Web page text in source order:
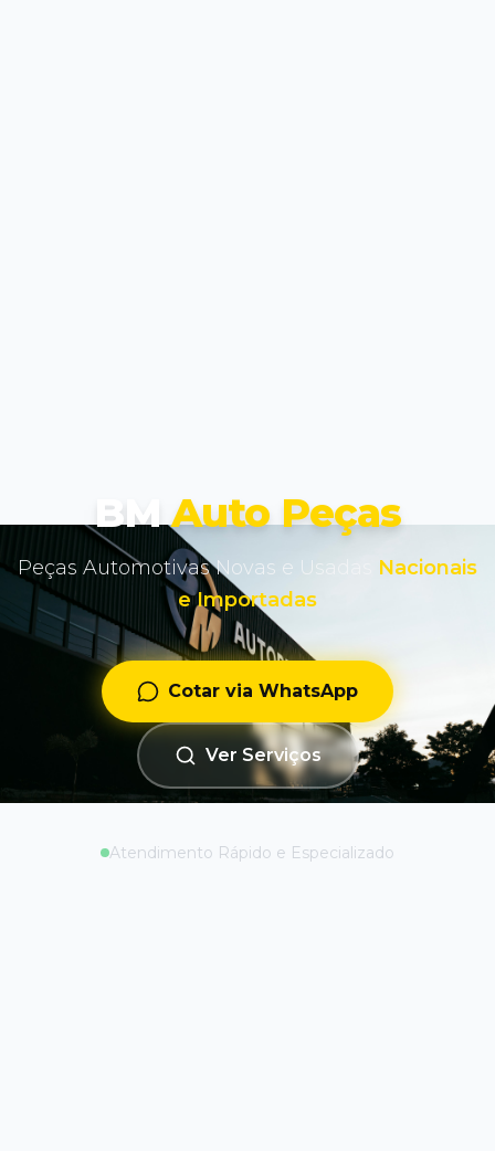
BM Auto Peças
Peças Automotivas Novas e Usadas Nacionais
e Importadas
Cotar via WhatsApp
Ver Serviços
Atendimento Rápido e Especializado